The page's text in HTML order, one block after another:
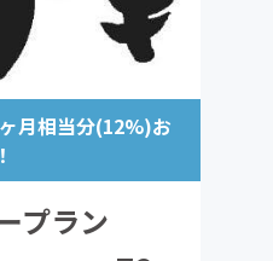
月相当分(12%)お
プラン